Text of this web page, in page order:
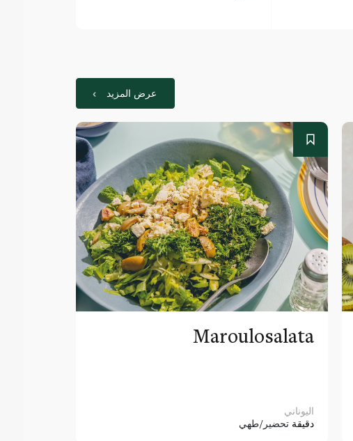
عرض المزيد
Maroulosalata
اليوناني
دقيقة تحضير/طهي